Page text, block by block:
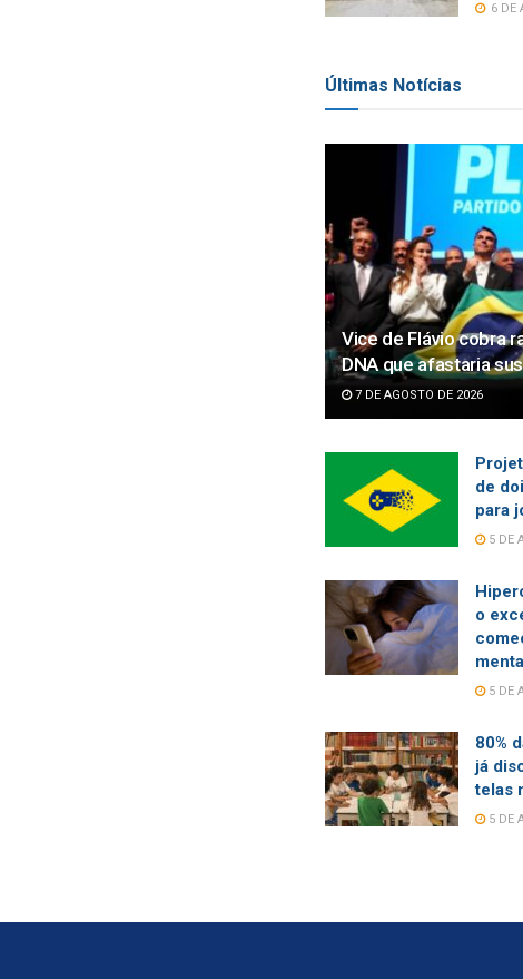
6 DE
Últimas Notícias
Vice de Flávio cobra
DNA que afastaria
7 DE AGOSTO DE 2026
de
para
5 DE
o
5 DE
80%
já
telas
5 DE